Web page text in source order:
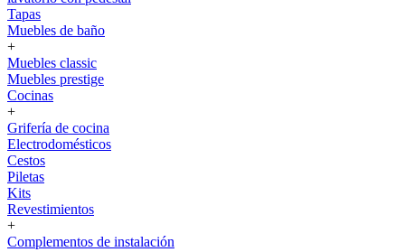
Tapas
Muebles de baño
+
Muebles classic
Muebles prestige
Cocinas
+
Grifería de cocina
Electrodomésticos
Cestos
Piletas
Kits
Revestimientos
+
Complementos de instalación